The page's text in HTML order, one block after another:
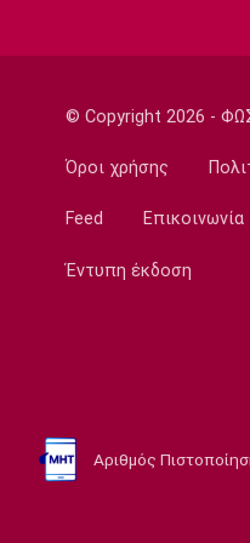
Παναθηναϊκός -
15:45
Στοίχημα
15:30
Μπάσκετ Ελλάδα
Γιατί ο Ολυμπιακός
© Copyright 2026 -
Όροι χρήσης
Feed Επικοινωνία
Έντυπη έκδοση
Αριθμός